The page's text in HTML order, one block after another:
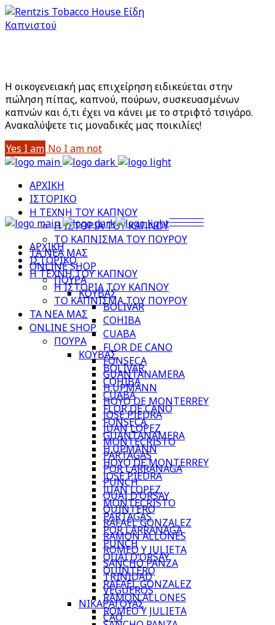
Είστε άνω των 18;
Η οικογενειακή μας επιχείρηση ειδικεύεται στην
πώληση πίπας, καπνού, πούρων, συσκευασμένων
καπνών και ό,τι έχει να κάνει με το στριφτό τσιγάρο.
Aνακαλύψετε τις μοναδικές μας ποικιλίες!
Yes I am No I am not
ΑΡΧΙΚΗ
ΙΣΤΟΡΙΚΟ
Η ΤΕΧΝΗ ΤΟΥ ΚΑΠΝΟΥ
Η ΙΣΤΟΡΙΑ ΤΟΥ ΚΑΠΝΟΥ
ΤΟ ΚΑΠΝΙΣΜΑ ΤΟΥ ΠΟΥΡΟΥ
ΤΑ ΝΕΑ ΜΑΣ
ONLINE SHOP
ΠΟΥΡΑ
ΚΟΥΒΑΣ
BOLIVAR
COHIBA
CUABA
FLOR DE CANO
FONSECA
GUANTANAMERA
H.UPMANN
HOYO DE MONTERREY
JOSE PIEDRA
JUAN LOPEZ
MONTECRISTO
PARTAGAS
POR LARRANAGA
PUNCH
QUAI D’ORSAY
QUINTERO
RAFAEL GONZALEZ
RAMON ALLONES
ROMEO Y JULIETA
SANCHO PANZA
TRINIDAD
VEGUEROS
ΝΙΚΑΡΑΓΟΥΑΣ
CAO
ΑΡΧΙΚΗ
ΙΣΤΟΡΙΚΟ
Η ΤΕΧΝΗ ΤΟΥ ΚΑΠΝΟΥ
Η ΙΣΤΟΡΙΑ ΤΟΥ ΚΑΠΝΟΥ
ΤΟ ΚΑΠΝΙΣΜΑ ΤΟΥ ΠΟΥΡΟΥ
ΤΑ ΝΕΑ ΜΑΣ
ONLINE SHOP
ΠΟΥΡΑ
ΚΟΥΒΑΣ
BOLIVAR
COHIBA
CUABA
FLOR DE CANO
FONSECA
GUANTANAMERA
H.UPMANN
HOYO DE MONTERREY
JOSE PIEDRA
JUAN LOPEZ
MONTECRISTO
PARTAGAS
POR LARRANAGA
PUNCH
QUAI D’ORSAY
QUINTERO
RAFAEL GONZALEZ
RAMON ALLONES
ROMEO Y JULIETA